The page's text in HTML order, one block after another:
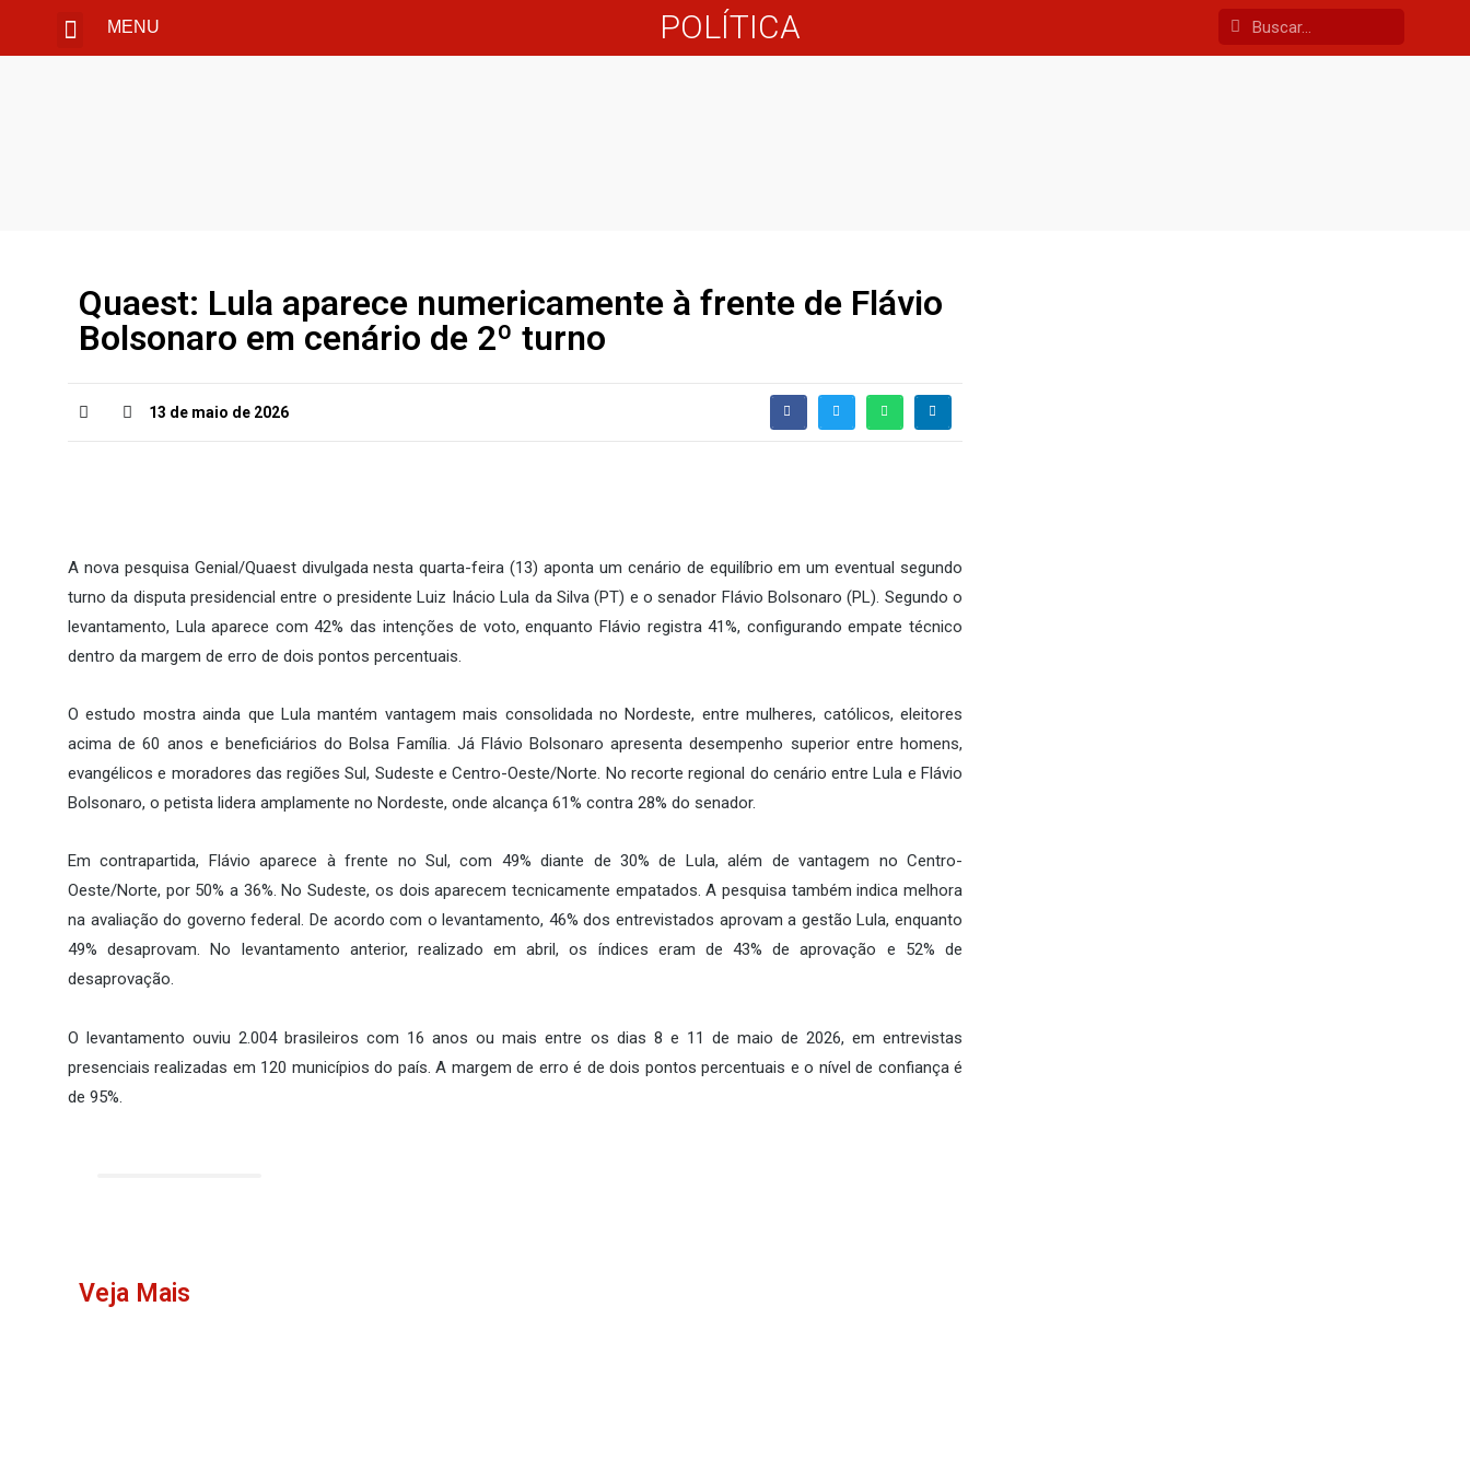
MENU POLÍTICA
Quaest: Lula aparece numericamente à frente de Flávio
Bolsonaro em cenário de 2º turno
13 de maio de 2026
A nova pesquisa Genial/Quaest divulgada nesta quarta-feira (13) aponta um cenário de equilíbrio em um eventual segundo
turno da disputa presidencial entre o presidente Luiz Inácio Lula da Silva (PT) e o senador Flávio Bolsonaro (PL). Segundo o
levantamento, Lula aparece com 42% das intenções de voto, enquanto Flávio registra 41%, configurando empate técnico
dentro da margem de erro de dois pontos percentuais.
O estudo mostra ainda que Lula mantém vantagem mais consolidada no Nordeste, entre mulheres, católicos, eleitores
acima de 60 anos e beneficiários do Bolsa Família. Já Flávio Bolsonaro apresenta desempenho superior entre homens,
evangélicos e moradores das regiões Sul, Sudeste e Centro-Oeste/Norte. No recorte regional do cenário entre Lula e Flávio
Bolsonaro, o petista lidera amplamente no Nordeste, onde alcança 61% contra 28% do senador.
Em contrapartida, Flávio aparece à frente no Sul, com 49% diante de 30% de Lula, além de vantagem no Centro-
Oeste/Norte, por 50% a 36%. No Sudeste, os dois aparecem tecnicamente empatados. A pesquisa também indica melhora
na avaliação do governo federal. De acordo com o levantamento, 46% dos entrevistados aprovam a gestão Lula, enquanto
49% desaprovam. No levantamento anterior, realizado em abril, os índices eram de 43% de aprovação e 52% de
desaprovação.
O levantamento ouviu 2.004 brasileiros com 16 anos ou mais entre os dias 8 e 11 de maio de 2026, em entrevistas
presenciais realizadas em 120 municípios do país. A margem de erro é de dois pontos percentuais e o nível de confiança é
de 95%.
Veja Mais